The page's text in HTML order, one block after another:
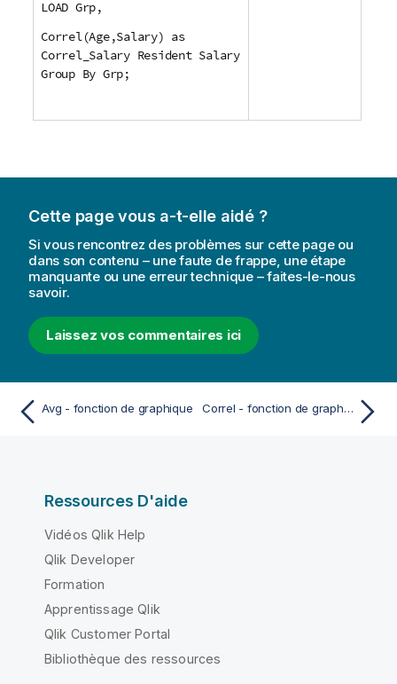
LOAD Grp,
Correl(Age,Salary) as
Correl_Salary Resident Salary
Group By Grp;
Cette page vous a-t-elle aidé ?
Si vous rencontrez des problèmes sur cette page ou
dans son contenu – une faute de frappe, une étape
manquante ou une erreur technique – faites-le-nous
savoir.
Laissez vos commentaires ici
Avg - fonction de graphique Correl - fonction de graphique
Ressources D'aide
Vidéos Qlik Help
Qlik Developer
Formation
Apprentissage Qlik
Qlik Customer Portal
Bibliothèque des ressources